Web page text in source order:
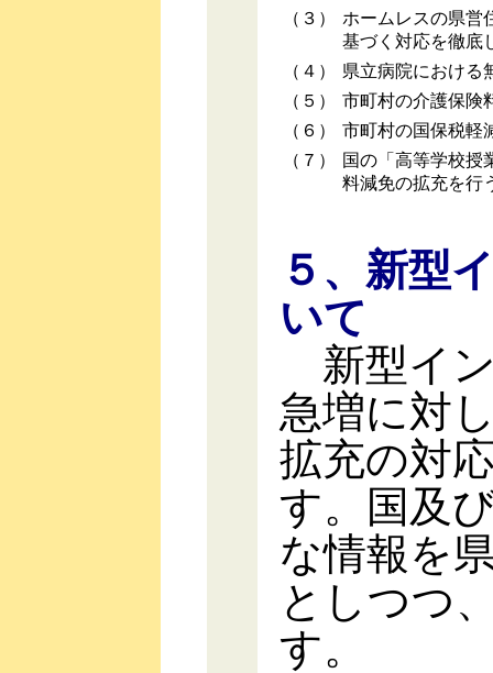
（３）
ホームレスの県営
基づく対応を徹底
（４）
県立病院における
（５）
市町村の介護保険
（６）
市町村の国保税軽
（７）
国の「高等学校授
料減免の拡充を行
５、新型
いて
新型イ
急増に対
拡充の対
す。国及
な情報を
としつつ
す。